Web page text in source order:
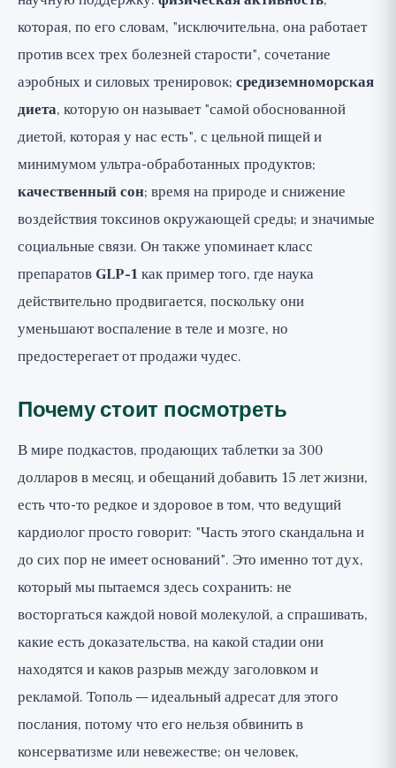
которая, по его словам, "исключительна, она работает
против всех трех болезней старости", сочетание
аэробных и силовых тренировок; средиземноморская
диета, которую он называет "самой обоснованной
диетой, которая у нас есть", с цельной пищей и
минимумом ультра-обработанных продуктов;
качественный сон; время на природе и снижение
воздействия токсинов окружающей среды; и значимые
социальные связи. Он также упоминает класс
препаратов GLP-1 как пример того, где наука
действительно продвигается, поскольку они
уменьшают воспаление в теле и мозге, но
предостерегает от продажи чудес.
Почему стоит посмотреть
В мире подкастов, продающих таблетки за 300
долларов в месяц, и обещаний добавить 15 лет жизни,
есть что-то редкое и здоровое в том, что ведущий
кардиолог просто говорит: "Часть этого скандальна и
до сих пор не имеет оснований". Это именно тот дух,
который мы пытаемся здесь сохранить: не
восторгаться каждой новой молекулой, а спрашивать,
какие есть доказательства, на какой стадии они
находятся и каков разрыв между заголовком и
рекламой. Тополь — идеальный адресат для этого
послания, потому что его нельзя обвинить в
консерватизме или невежестве; он человек,